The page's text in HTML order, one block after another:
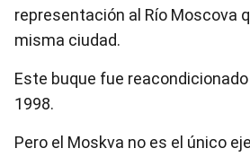
representación al Río Moscova
misma ciudad.
Este buque fue
1998.
Pero el Moskva no es el único